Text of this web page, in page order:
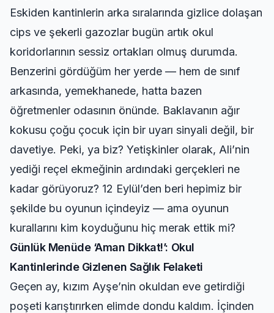
Eskiden kantinlerin arka sıralarında gizlice dolaşan
cips ve şekerli gazozlar bugün artık okul
koridorlarının sessiz ortakları olmuş durumda.
Benzerini gördüğüm her yerde — hem de sınıf
arkasında, yemekhanede, hatta bazen
öğretmenler odasının önünde. Baklavanın ağır
kokusu çoğu çocuk için bir uyarı sinyali değil, bir
davetiye. Peki, ya biz? Yetişkinler olarak, Ali’nin
yediği reçel ekmeğinin ardındaki gerçekleri ne
kadar görüyoruz? 12 Eylül’den beri hepimiz bir
şekilde bu oyunun içindeyiz — ama oyunun
kurallarını kim koyduğunu hiç merak ettik mi?
Günlük Menüde ‘Aman Dikkat!’: Okul
Kantinlerinde Gizlenen Sağlık Felaketi
Geçen ay, kızım Ayşe’nin okuldan eve getirdiği
poşeti karıştırırken elimde dondu kaldım. İçinden